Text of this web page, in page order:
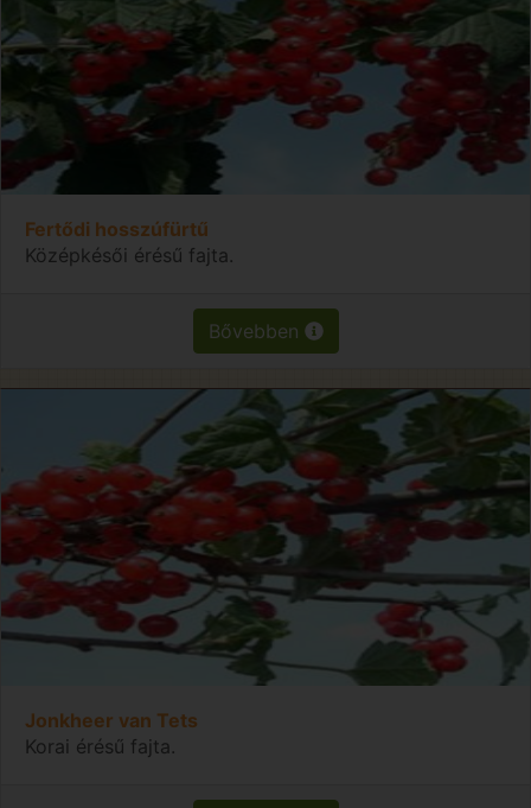
Fertődi hosszúfürtű
Középkésői érésű fajta.
Bővebben
Jonkheer van Tets
Korai érésű fajta.